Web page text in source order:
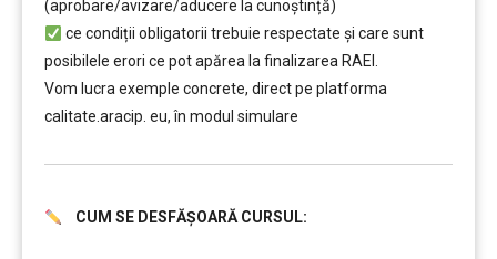
(aprobare/avizare/aducere la cunoştință)
ce condiții obligatorii trebuie respectate şi care sunt
posibilele erori ce pot apărea la finalizarea RAEI.
Vom lucra exemple concrete, direct pe platforma
calitate.aracip. eu, în modul simulare
CUM SE DESFĂȘOARĂ CURSUL: